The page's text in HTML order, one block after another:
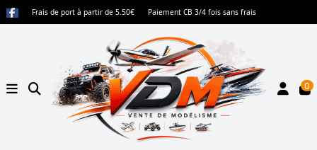
Frais de port à partir de 5.50€ Paiement CB 3/4 fois sans frais
0